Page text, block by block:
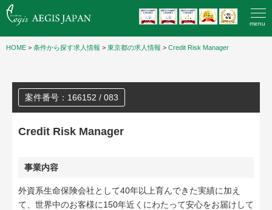
menu
HOME > 条件から探す求人情報 > 東京都の求人情報 > Credit Risk Manager
案件番号：166152 / 083
Credit Risk Manager
事業内容
外資系生命保険会社として40年以上育んできた実績に加え
て、世界中のお客様に150年近くにわたって安心をお届けして